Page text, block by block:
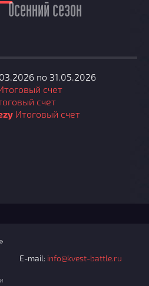
Осенний сезон
по 31.05.2026
счет
счет
Итоговый счет
E-mail: info@kvest-battle.ru